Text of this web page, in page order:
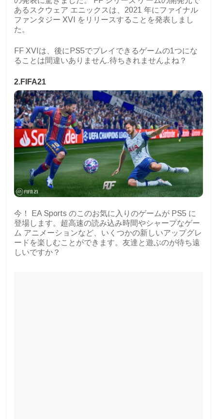
あるスクウェア エニックスは、2021 年にファイナル
ファンタジー XVI をリリースすることを発表しまし
た。
FF XVIは、後にPS5でプレイできるゲームの1つにな
ることは間違いありません.待ちきれませんよね？
2.FIFA21
今！ EA Sports のこのお気に入りのゲームが PS5 に
登場します。超高速の読み込み時間やシャープなゲー
ム アニメーションなど、いくつかの新しいアップグレ
ードを楽しむことができます。友達と遊ぶのが待ち遠
しいですか？